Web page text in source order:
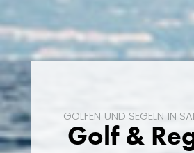
GOLFEN UND SEGELN IN
Golf &